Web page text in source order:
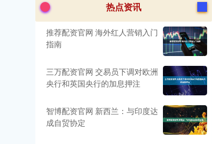
热点资讯
推荐配资官网 海外红人营销入门
指南
三万配资官网 交易员下调对欧洲
央行和英国央行的加息押注
智博配资官网 新西兰：与印度达
成自贸协定